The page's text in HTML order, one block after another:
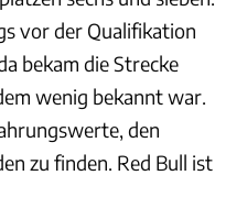
vor der Qualifikation
bekam die Strecke
wenig bekannt war.
den
zu finden. Red Bull ist